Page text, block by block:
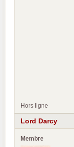
Hors ligne
Lord Darcy
Membre